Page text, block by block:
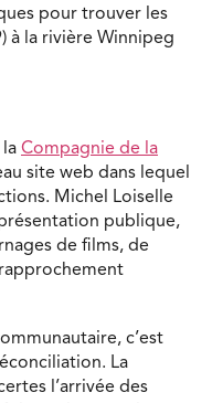
pour trouver les
à la rivière Winnipeg
la Compagnie de la
site web dans lequel
Michel Loiselle
publique,
de films, de
c’est
La
l’arrivée des